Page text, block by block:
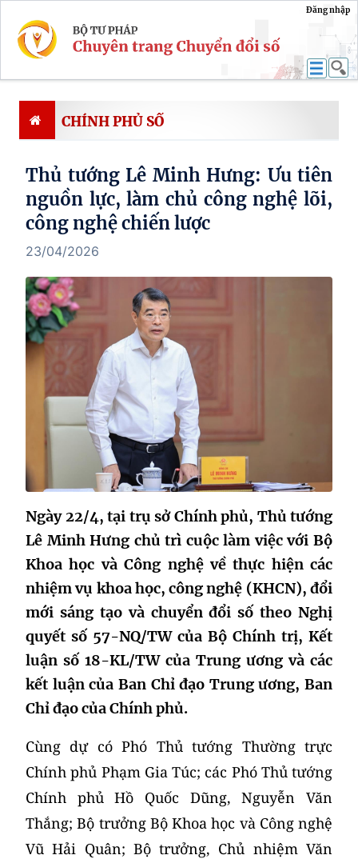
Đăng nhập
CHÍNH PHỦ SỐ
Thủ tướng Lê Minh Hưng: Ưu tiên
nguồn lực, làm chủ công nghệ lõi,
công nghệ chiến lược
23/04/2026
Ngày 22/4, tại trụ sở Chính phủ, Thủ tướng
Lê Minh Hưng chủ trì cuộc làm việc với Bộ
Khoa học và Công nghệ về thực hiện các
nhiệm vụ khoa học, công nghệ (KHCN), đổi
mới sáng tạo và chuyển đổi số theo Nghị
quyết số 57-NQ/TW của Bộ Chính trị, Kết
luận số 18-KL/TW của Trung ương và các
kết luận của Ban Chỉ đạo Trung ương, Ban
Chỉ đạo của Chính phủ.
Cùng dự có Phó Thủ tướng Thường trực
Chính phủ Phạm Gia Túc; các Phó Thủ tướng
Chính phủ Hồ Quốc Dũng, Nguyễn Văn
Thắng; Bộ trưởng Bộ Khoa học và Công nghệ
Vũ Hải Quân; Bộ trưởng, Chủ nhiệm Văn